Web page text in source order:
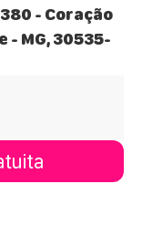
- Coração
MG, 30535-